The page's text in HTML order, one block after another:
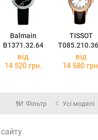
Balmain
B1371.32.64
TISSOT
12.00
від
14 520 грн.
від
14 580
Фільтр Усі моделі